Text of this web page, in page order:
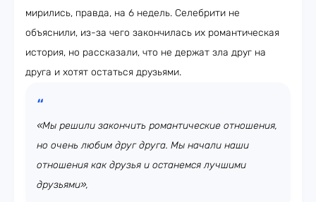
мирились, правда, на 6 недель. Селебрити не
объяснили, из-за чего закончилась их романтическая
история, но рассказали, что не держат зла друг на
друга и хотят остаться друзьями.
«Мы решили закончить романтические отношения,
но очень любим друг друга. Мы начали наши
отношения как друзья и останемся лучшими
друзьями»,